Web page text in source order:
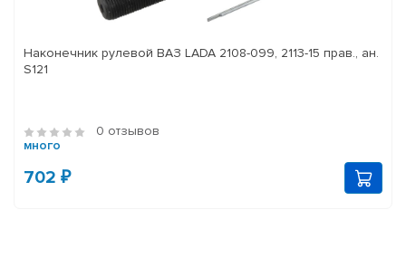
Наконечник рулевой ВАЗ LADA 2108-099, 2113-15 прав., ан.
S121
0 отзывов
много
702 ₽